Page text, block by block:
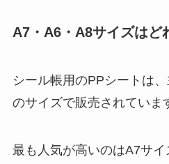
A7・A6・A8サイズはど
シール帳用のPPシートは
のサイズで販売されていま
最も人気が高いのはA7サ